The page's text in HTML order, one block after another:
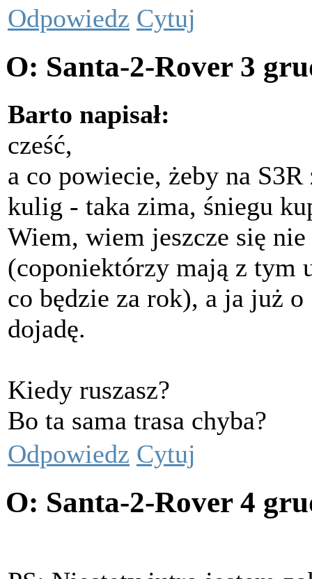
Odpowiedz Cytuj
O: Santa-2-Rover 3
Barto napisał:
cześć,
a co powiecie, żeby na
kulig - taka zima, śniegu
Wiem, wiem jeszcze się nie
(coponiektórzy mają z tym
co będzie za rok), a ja już
dojadę.
Kiedy ruszasz?
Bo ta sama trasa chyba?
Odpowiedz Cytuj
O: Santa-2-Rover 4